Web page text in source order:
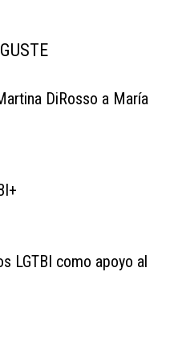
DiRosso a María
LGTBI como apoyo al